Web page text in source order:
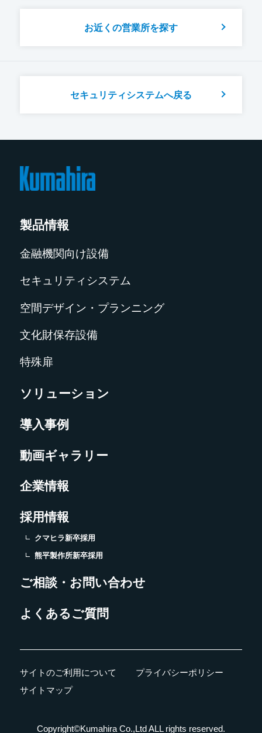
お近くの営業所を探す
セキュリティシステムへ戻る
製品情報
金融機関向け設備
セキュリティシステム
空間デザイン・プランニング
文化財保存設備
特殊扉
ソリューション
導入事例
動画ギャラリー
企業情報
採用情報
クマヒラ新卒採用
熊平製作所新卒採用
ご相談・お問い合わせ
よくあるご質問
サイトのご利用について
プライバシーポリシー
サイトマップ
Copyright©Kumahira Co.,Ltd ALL rights reserved.